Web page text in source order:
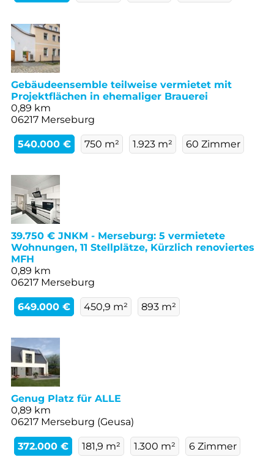
Gebäudeensemble teilweise vermietet mit
Projektflächen in ehemaliger Brauerei
0,89 km
06217 Merseburg
540.000 € 750 m² 1.923 m² 60 Zimmer
39.750 € JNKM - Merseburg: 5 vermietete
Wohnungen, 11 Stellplätze, Kürzlich renoviertes
MFH
0,89 km
06217 Merseburg
649.000 € 450,9 m² 893 m²
Genug Platz für ALLE
0,89 km
06217 Merseburg (Geusa)
372.000 € 181,9 m² 1.300 m² 6 Zimmer